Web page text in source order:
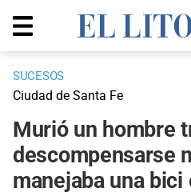
SUCESOS
Ciudad de Santa Fe
Murió un hombre
descompensarse
manejaba una